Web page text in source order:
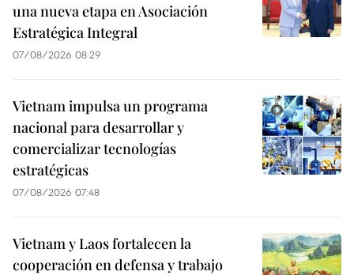
una nueva etapa en Asociación
Estratégica Integral
07/08/2026 08:29
Vietnam impulsa un programa
nacional para desarrollar y
comercializar tecnologías
estratégicas
07/08/2026 07:48
Vietnam y Laos fortalecen la
cooperación en defensa y trabajo